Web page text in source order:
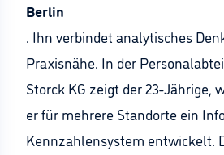
Berlin
. Ihn verbindet analytisches
Praxisnähe. In der
Storck KG zeigt der 23-Jährige,
er für mehrere Standorte ein
Kennzahlensystem entwickelt.